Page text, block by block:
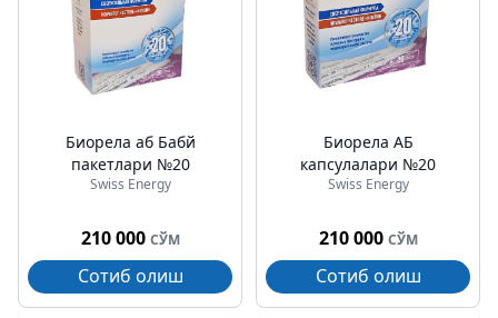
Биорела аб Бабй
пакетлари №20
Swiss Energy
210 000 СЎМ
Сотиб олиш
Биорела АБ
капсулалари №20
Swiss Energy
210 000 СЎМ
Сотиб олиш